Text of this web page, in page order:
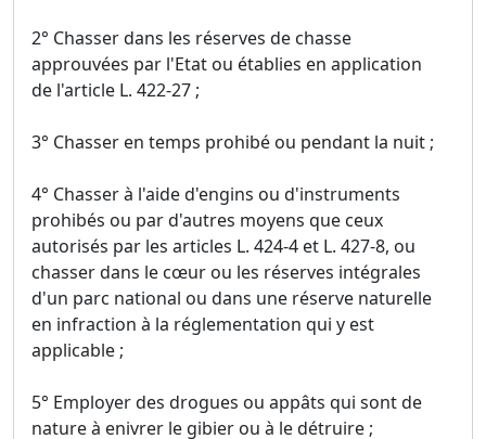
2° Chasser dans les réserves de chasse
approuvées par l'Etat ou établies en application
de l'article L. 422-27 ;
3° Chasser en temps prohibé ou pendant la nuit ;
4° Chasser à l'aide d'engins ou d'instruments
prohibés ou par d'autres moyens que ceux
autorisés par les articles L. 424-4 et L. 427-8, ou
chasser dans le cœur ou les réserves intégrales
d'un parc national ou dans une réserve naturelle
en infraction à la réglementation qui y est
applicable ;
5° Employer des drogues ou appâts qui sont de
nature à enivrer le gibier ou à le détruire ;